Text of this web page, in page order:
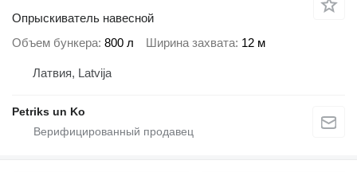
Опрыскиватель навесной
Объем бункера 800 л Ширина захвата 12 м
Латвия, Latvija
Petriks un Ko